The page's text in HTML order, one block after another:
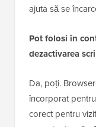
ajuta să se
Pot folosi în
dezactivarea
Da, poți.
încorporat
corect pentru